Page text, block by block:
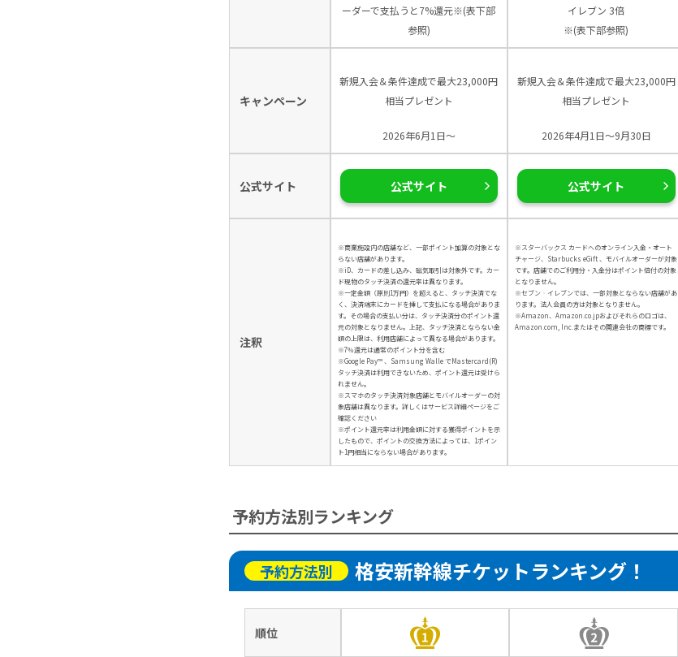
ーダーで支払うと7%還元※(表下部
参照)
イレブン 3倍
※(表下部参照)
キャンペーン
新規入会＆条件達成で最大23,000円
相当プレゼント
2026年6月1日～
新規入会＆条件達成で最大23,000円
相当プレゼント
2026年4月1日～9月30日
公式サイト 公式サイト 公式サイト
注釈
※商業施設内の店舗など、一部ポイント加算の対象とな
らない店舗があります。
※iD、カードの差し込み、磁気取引は対象外です。カー
ド現物のタッチ決済の還元率は異なります。
※一定金額（原則1万円）を超えると、タッチ決済でな
く、決済端末にカードを挿して支払になる場合がありま
す。その場合の支払い分は、タッチ決済分のポイント還
元の対象となりません。上記、タッチ決済とならない金
額の上限は、利用店舗によって異なる場合があります。
※7％還元は通常のポイント分を含む
※Google Pay™ 、Samsung Walle でMastercard(R)
タッチ決済は利用できないため、ポイント還元は受けら
れません。
※スマホのタッチ決済対象店舗とモバイルオーダーの対
象店舗は異なります。詳しくはサービス詳細ページをご
確認ください
※ポイント還元率は利用金額に対する獲得ポイントを示
したもので、ポイントの交換方法によっては、1ポイン
ト1円相当にならない場合があります。
※スターバックス カードへのオンライン入金・オート
チャージ、Starbucks eGift 、モバイルオーダーが対象
です。店舗でのご利用分・入金分はポイント倍付の対象
となりません。
※セブン‐イレブンでは、一部対象とならない店舗があ
ります。法人会員の方は対象となりません。
※Amazon、Amazon.co.jpおよびそれらのロゴは、
Amazon.com, Inc.またはその関連会社の商標です。
予約方法別ランキング
予約方法別 格安新幹線チケットランキング！
順位